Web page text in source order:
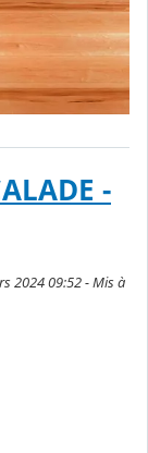
-
2024 09:52 - Mis à